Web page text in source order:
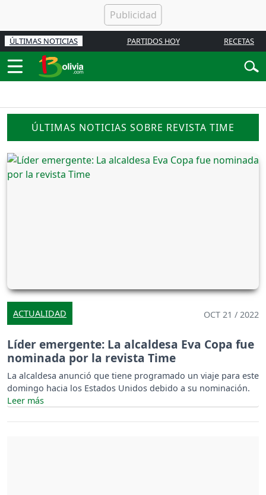
ÚLTIMAS NOTICIAS PARTIDOS HOY RECETAS
ÚLTIMAS NOTICIAS SOBRE REVISTA TIME
ACTUALIDAD OCT 21 / 2022
Líder emergente: La alcaldesa Eva Copa fue
nominada por la revista Time
La alcaldesa anunció que tiene programado un viaje para este
domingo hacia los Estados Unidos debido a su nominación.